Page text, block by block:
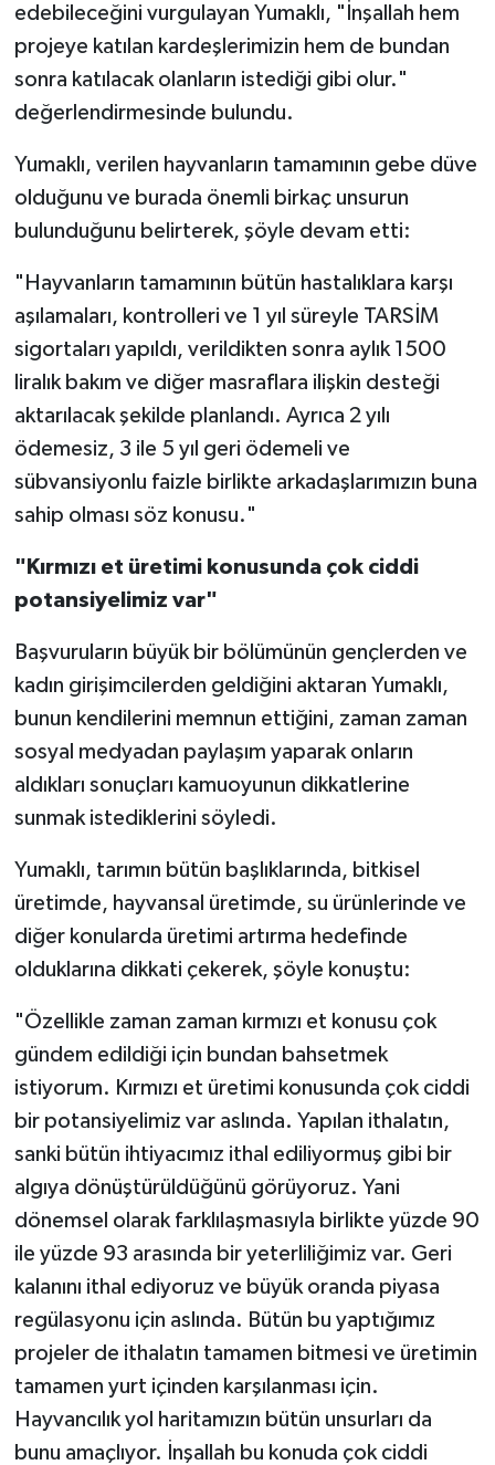
edebileceğini vurgulayan Yumaklı, "İnşallah hem
projeye katılan kardeşlerimizin hem de bundan
sonra katılacak olanların istediği gibi olur."
değerlendirmesinde bulundu.
Yumaklı, verilen hayvanların tamamının gebe düve
olduğunu ve burada önemli birkaç unsurun
bulunduğunu belirterek, şöyle devam etti:
"Hayvanların tamamının bütün hastalıklara karşı
aşılamaları, kontrolleri ve 1 yıl süreyle TARSİM
sigortaları yapıldı, verildikten sonra aylık 1500
liralık bakım ve diğer masraflara ilişkin desteği
aktarılacak şekilde planlandı. Ayrıca 2 yılı
ödemesiz, 3 ile 5 yıl geri ödemeli ve
sübvansiyonlu faizle birlikte arkadaşlarımızın buna
sahip olması söz konusu."
"Kırmızı et üretimi konusunda çok ciddi
potansiyelimiz var"
Başvuruların büyük bir bölümünün gençlerden ve
kadın girişimcilerden geldiğini aktaran Yumaklı,
bunun kendilerini memnun ettiğini, zaman zaman
sosyal medyadan paylaşım yaparak onların
aldıkları sonuçları kamuoyunun dikkatlerine
sunmak istediklerini söyledi.
Yumaklı, tarımın bütün başlıklarında, bitkisel
üretimde, hayvansal üretimde, su ürünlerinde ve
diğer konularda üretimi artırma hedefinde
olduklarına dikkati çekerek, şöyle konuştu:
"Özellikle zaman zaman kırmızı et konusu çok
gündem edildiği için bundan bahsetmek
istiyorum. Kırmızı et üretimi konusunda çok ciddi
bir potansiyelimiz var aslında. Yapılan ithalatın,
sanki bütün ihtiyacımız ithal ediliyormuş gibi bir
algıya dönüştürüldüğünü görüyoruz. Yani
dönemsel olarak farklılaşmasıyla birlikte yüzde 90
ile yüzde 93 arasında bir yeterliliğimiz var. Geri
kalanını ithal ediyoruz ve büyük oranda piyasa
regülasyonu için aslında. Bütün bu yaptığımız
projeler de ithalatın tamamen bitmesi ve üretimin
tamamen yurt içinden karşılanması için.
Hayvancılık yol haritamızın bütün unsurları da
bunu amaçlıyor. İnşallah bu konuda çok ciddi